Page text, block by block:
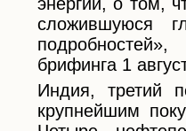
сложившуюся
брифинга 1
Индия, третий
крупнейшим